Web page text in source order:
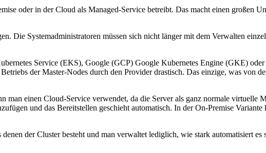
oder in der Cloud als Managed-Service betreibt. Das macht einen großen
Die Systemadministratoren müssen sich nicht länger mit dem Verwalten
Service (EKS), Google (GCP) Google Kubernetes Engine (GKE)
der Master-Nodes durch den Provider drastisch. Das einzige, was von
einen Cloud-Service verwendet, da die Server als ganz normale virtuelle
und das Bereitstellen geschieht automatisch. In der On-Premise
der Cluster besteht und man verwaltet lediglich, wie stark automatisiert es